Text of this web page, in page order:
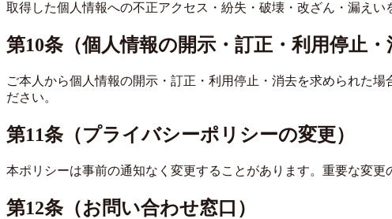
取得した個人情報への不正アクセス・紛失・破壊・改ざん・漏えい
第10条（個人情報の開示・訂正・利用停止・
ご本人から個人情報の開示・訂正・利用停止・消去を求められた
ださい。
第11条（プライバシーポリシーの変更）
本ポリシーは事前の通知なく変更することがあります。重要な変
第12条（お問い合わせ窓口）